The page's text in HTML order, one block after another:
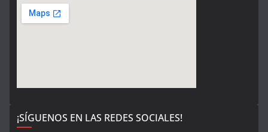
¡SÍGUENOS EN LAS REDES SOCIALES!